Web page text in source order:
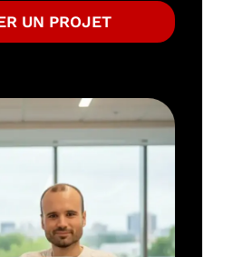
UN PROJET